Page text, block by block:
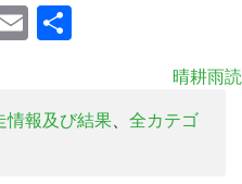
Email
晴耕雨読
情報及び結果、 全カテゴ